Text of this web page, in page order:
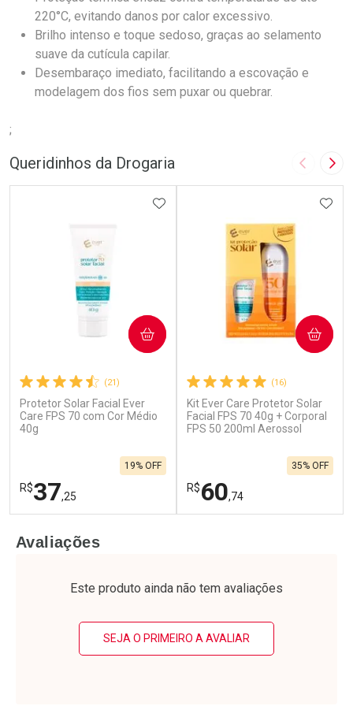
220°C, evitando danos por calor excessivo.
Brilho intenso e toque sedoso, graças ao selamento
suave da cutícula capilar.
Desembaraço imediato, facilitando a escovação e
modelagem dos fios sem puxar ou quebrar.
;
Queridinhos da Drogaria Imagem
(21)
Protetor Solar Facial Ever
Care FPS 70 com Cor Médio
40g
R$37,25
19% OFF
ADICIONAR AOS FAVORITOS
COMPRAR
Laboratório
Por Menos
(16)
Kit Ever Care Protetor Solar
Facial FPS 70 40g + Corporal
FPS 50 200ml Aerossol
R$60,74
35% OFF
COMPRAR
Laboratório
Por Menos
Avaliações
Este produto ainda não tem avaliações
SEJA O PRIMEIRO A AVALIAR